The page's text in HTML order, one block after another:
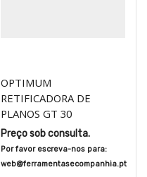
OPTIMUM
RETIFICADORA DE
PLANOS GT 30
Preço sob consulta.
Por favor escreva-nos para:
web@ferramentasecompanhia.pt